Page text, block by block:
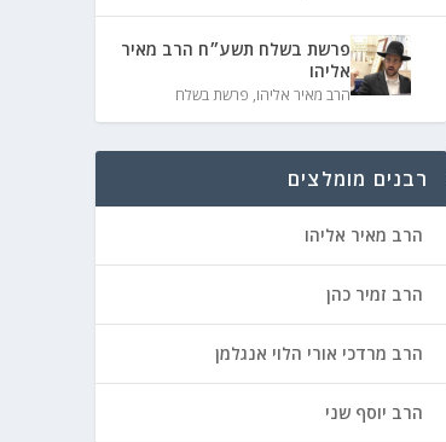
פרשת בשלח תשע״ח הרב מאיר
אליהו
הרב מאיר אליהו, פרשת בשלח
רבנים מומלצים
הרב מאיר אליהו
הרב זמיר כהן
הרב מרדכי אורי הלוי אנגלמן
הרב יוסף שני